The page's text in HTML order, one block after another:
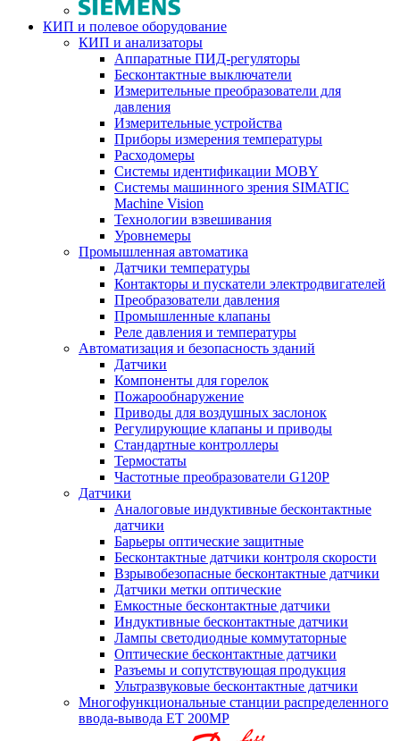
КИП и полевое оборудование
КИП и анализаторы
Аппаратные ПИД-регуляторы
Бесконтактные выключатели
Измерительные преобразователи для
давления
Измерительные устройства
Приборы измерения температуры
Расходомеры
Системы идентификации MOBY
Системы машинного зрения SIMATIC
Machine Vision
Технологии взвешивания
Уровнемеры
Промышленная автоматика
Датчики температуры
Контакторы и пускатели электродвигателей
Преобразователи давления
Промышленные клапаны
Реле давления и температуры
Автоматизация и безопасность зданий
Датчики
Компоненты для горелок
Пожарообнаружение
Приводы для воздушных заслонок
Регулирующие клапаны и приводы
Стандартные контроллеры
Термостаты
Частотные преобразователи G120P
Датчики
Аналоговые индуктивные бесконтактные
датчики
Барьеры оптические защитные
Бесконтактные датчики контроля скорости
Взрывобезопасные бесконтактные датчики
Датчики метки оптические
Емкостные бесконтактные датчики
Индуктивные бесконтактные датчики
Лампы светодиодные коммутаторные
Оптические бесконтактные датчики
Разъемы и сопутствующая продукция
Ультразвуковые бесконтактные датчики
Многофункциональные станции распределенного
ввода-вывода ET 200MP